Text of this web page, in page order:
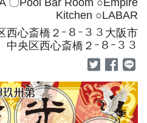
〇Pool Bar Room ○Empire
Kitchen ○LABAR
西心斎橋２ｰ８ｰ３３大阪市
中央区西心斎橋２ｰ８ｰ３３